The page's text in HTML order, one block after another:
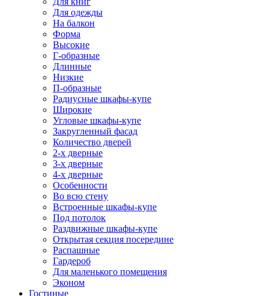
Для одежды
На балкон
Форма
Высокие
Г-образные
Длинные
Низкие
П-образные
Радиусные шкафы-купе
Широкие
Угловые шкафы-купе
Закругленный фасад
Количество дверей
2-х дверные
3-х дверные
4-х дверные
Особенности
Во всю стену
Встроенные шкафы-купе
Под потолок
Раздвижные шкафы-купе
Открытая секция посередине
Распашные
Гардероб
Для маленького помещения
Эконом
Гостиные